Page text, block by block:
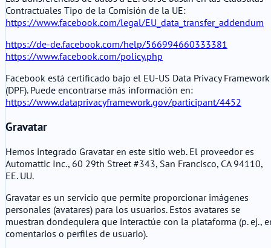
Contractuales Tipo de la Comisión de la UE:
https://www.facebook.com/legal/EU_data_transfer_addendum
https://de-de.facebook.com/help/566994660333381
https://www.facebook.com/policy.php
Facebook está certificado bajo el EU-US Data Privacy Framework
(DPF). Puede encontrarse más información en:
https://www.dataprivacyframework.gov/participant/4452
Gravatar
Hemos integrado Gravatar en este sitio web. El proveedor es
Automattic Inc., 60 29th Street #343, San Francisco, CA 94110,
EE. UU.
Gravatar es un servicio que permite proporcionar imágenes
personales (avatares) para los usuarios. Estos avatares se
muestran dondequiera que interactúe con la plataforma (p. ej.,
comentarios o perfiles de usuario).